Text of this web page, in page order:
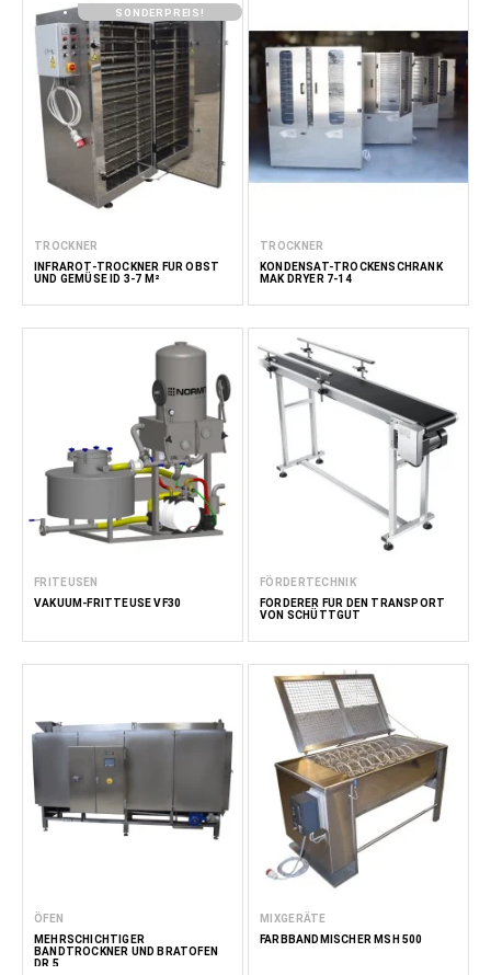
SONDERPREIS!
TROCKNER
INFRAROT-TROCKNER FÜR OBST
UND GEMÜSE ID 3-7 M²
TROCKNER
KONDENSAT-TROCKENSCHRANK
MAK DRYER 7-14
FRITEUSEN
VAKUUM-FRITTEUSE VF30
FÖRDERTECHNIK
FÖRDERER FÜR DEN TRANSPORT
VON SCHÜTTGUT
ÖFEN
MEHRSCHICHTIGER
BANDTROCKNER UND BRATOFEN
DR 5
MIXGERÄTE
FARBBANDMISCHER MSH 500